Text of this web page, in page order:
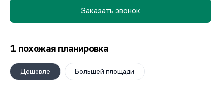
Заказать звонок
1 похожая планировка
Дешевле Большей площади